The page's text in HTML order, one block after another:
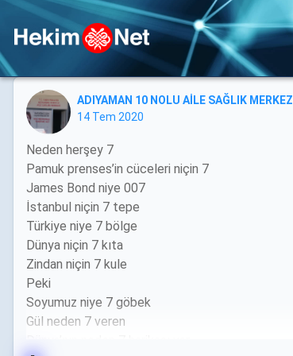
ADIYAMAN 10 NOLU AİLE SAĞLIK MERKEZİ
14 Tem 2020
Neden herşey 7
Pamuk prenses’in cüceleri niçin 7
James Bond niye 007
İstanbul niçin 7 tepe
Türkiye niye 7 bölge
Dünya niçin 7 kıta
Zindan niçin 7 kule
Peki
Soyumuz niye 7 göbek
Gül neden 7 veren